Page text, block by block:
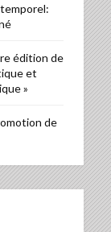
édition de
et
»
de